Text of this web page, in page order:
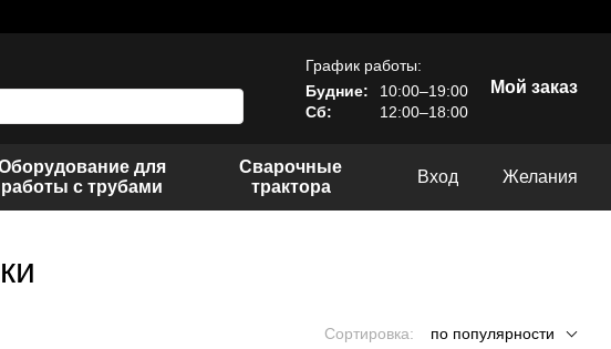
График работы:
Будние:
10:00–19:00
Сб:
12:00–18:00
Мой заказ
для
работы с трубами
Сварочные
трактора
Вход Желания
Сортировка: по популярности